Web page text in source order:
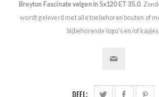
Breyton Fascinate velgen in 5x120 ET 35.0.
wordt geleverd met alle toebehoren bouten of
bijbehorende logo's en/of
DEEL: